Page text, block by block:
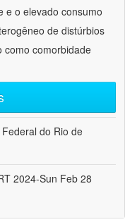
e o elevado consumo
de distúrbios
como comorbidade
do Rio de
2024-Sun Feb 28